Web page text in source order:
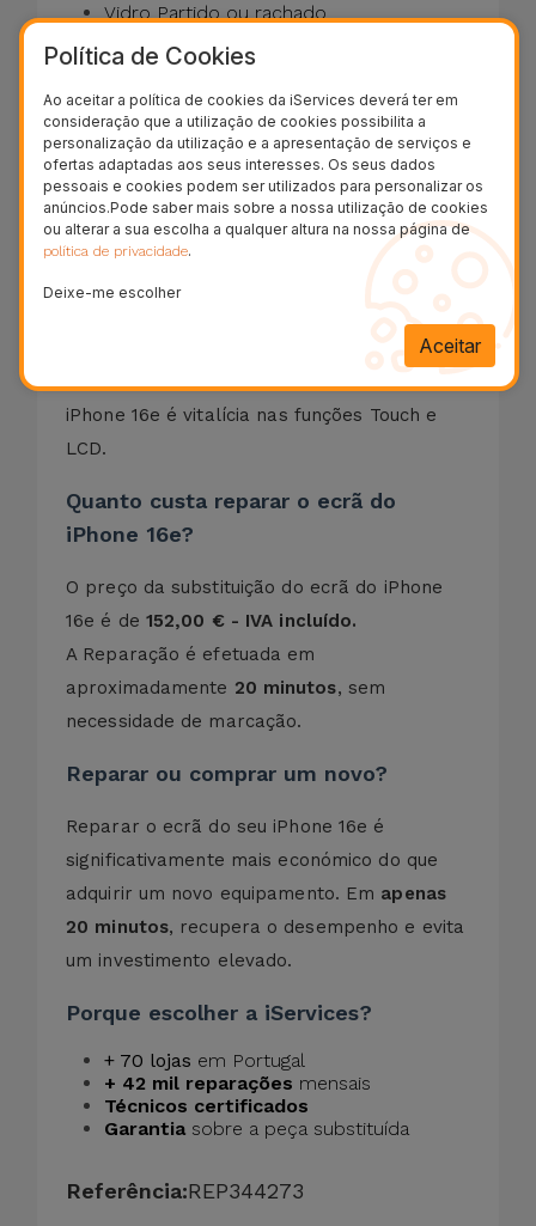
Vidro Partido ou rachado
LCD)
Touch que não responde
Cores distorcidas
Linhas verticais ou horizontais no display
O que inclui a reparação do ecrã?
Diagnóstico gratuito
Ecrã OLED idêntico ao
original
do equipamento
* sobre a peça
*A garantia da substituição do vidro do
iPhone 16e é vitalícia nas funções Touch e
LCD.
Quanto custa reparar o ecrã do
iPhone 16e?
O preço da substituição do ecrã do iPhone
16e é de 152,00 € - IVA incluído.
A Reparação é efetuada em
aproximadamente 20 minutos, sem
necessidade de marcação.
Reparar ou comprar um novo?
Reparar o ecrã do seu iPhone 16e é
significativamente mais económico do que
adquirir um novo equipamento. Em apenas
20 minutos, recupera o desempenho e evita
um investimento elevado.
Porque escolher a iServices?
+ 70 lojas em Portugal
+ 42 mil reparações mensais
Técnicos certificados
Garantia sobre a peça substituída
Referência:REP344273
Política de Cookies
Ao aceitar a política de cookies da iServices deverá ter em
consideração que a utilização de cookies possibilita a
personalização da utilização e a apresentação de serviços e
ofertas adaptadas aos seus interesses. Os seus dados
pessoais e cookies podem ser utilizados para personalizar os
anúncios.Pode saber mais sobre a nossa utilização de cookies
ou alterar a sua escolha a qualquer altura na nossa página de
política de privacidade.
Deixe-me escolher
Aceitar